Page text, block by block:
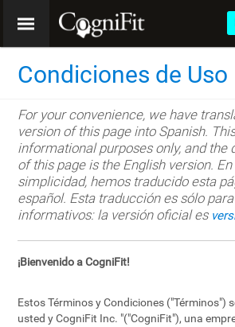
Condiciones de Uso
For your convenience, we have
version of this page into Spanish.
informational purposes only, and the
of this page is the English version.
simplicidad, hemos traducido esta
español. Esta traducción es sólo
informativos: la versión oficial es
¡Bienvenido a CogniFit!
Estos Términos y Condiciones ("Términos")
usted y CogniFit Inc. "("CogniFit"), una